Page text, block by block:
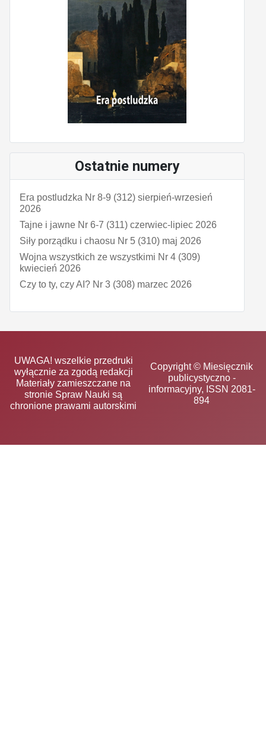
Ostatnie numery
Era postludzka Nr 8-9 (312) sierpień-wrzesień
2026
Tajne i jawne Nr 6-7 (311) czerwiec-lipiec 2026
Siły porządku i chaosu Nr 5 (310) maj 2026
Wojna wszystkich ze wszystkimi Nr 4 (309)
kwiecień 2026
Czy to ty, czy AI? Nr 3 (308) marzec 2026
UWAGA! wszelkie przedruki
wyłącznie za zgodą redakcji
Materiały zamieszczane na
stronie Spraw Nauki są
chronione prawami autorskimi
Copyright © Miesięcznik
publicystyczno -
informacyjny, ISSN 2081-
894